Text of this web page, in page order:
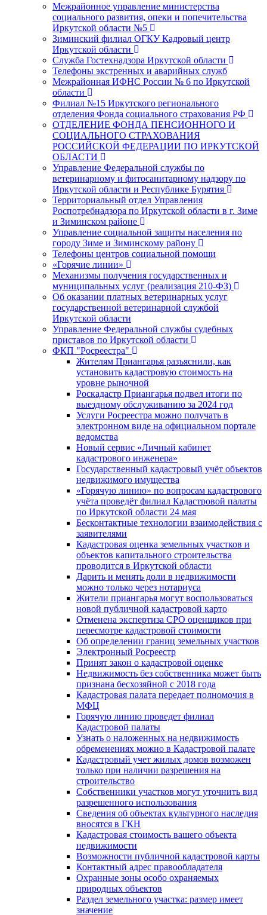
Межрайонное управление министерства
социального развития, опеки и попечительства
Иркутской области №5
Зиминский филиал ОГКУ Кадровый центр
Иркутской области
Служба Гостехнадзора Иркутской области
Телефоны экстренных и аварийных служб
Межрайонная ИФНС России № 6 по Иркутской
области
Филиал №15 Иркутского регионального
отделения Фонда социального страхования РФ
ОТДЕЛЕНИЕ ФОНДА ПЕНСИОННОГО И
СОЦИАЛЬНОГО СТРАХОВАНИЯ
РОССИЙСКОЙ ФЕДЕРАЦИИ ПО ИРКУТСКОЙ
ОБЛАСТИ
Управление Федеральной службы по
ветеринарному и фитосанитарному надзору по
Иркутской области и Республике Бурятия
Территориальный отдел Управления
Роспотребнадзора по Иркутской области в г. Зиме
и Зиминском районе
Управление социальной защиты населения по
городу Зиме и Зиминскому району
Телефоны центров социальной помощи
«Горячие линии»
Механизмы получения государственных и
муниципальных услуг (реализация 210-ФЗ)
Об оказании платных ветеринарных услуг
государственной ветеринарной службой
Иркутской области
Управление Федеральной службы судебных
приставов по Иркутской области
ФКП "Росреестра"
Жителям Приангарья разъяснили, как
установить кадастровую стоимость на
уровне рыночной
Роскадастр Приангарья подвел итоги по
выездному обслуживанию за 2024 год
Услуги Росреестра можно получать в
электронном виде на официальном портале
ведомства
Новый сервис «Личный кабинет
кадастрового инженера»
Государственный кадастровый учёт объектов
недвижимого имущества
«Горячую линию» по вопросам кадастрового
учёта проведёт филиал Кадастровой палаты
по Иркутской области 24 мая
Бесконтактные технологии взаимодействия с
заявителями
Кадастровая оценка земельных участков и
объектов капитального строительства
проводится в Иркутской области
Дарить и менять доли в недвижимости
можно только через нотариуса
Жители приангарья могут воспользоваться
новой публичной кадастровой карто
Отменена экспертиза СРО оценщиков при
пересмотре кадастровой стоимости
Об определении границ земельных участков
Электронный Росреестр
Принят закон о кадастровой оценке
Недвижимость без собственника может быть
признана бесхозяйной с 2018 года
Кадастровая палата передает полномочия в
МФЦ
Горячую линию проведет филиал
Кадастровой палаты
Узнать о наложенных на недвижимость
обременениях можно в Кадастровой палате
Кадастровый учет жилых домов возможен
только при наличии разрешения на
строительство
Собственники участков могут уточнить вид
разрешенного использования
Сведения об объектах культурного наследия
вносятся в ГКН
Кадастровая стоимость вашего объекта
недвижимости
Возможности публичной кадастровой карты
Контактный адрес правообладателя
Охранные зоны особо охраняемых
природных объектов
Раздел земельного участка: размер имеет
значение